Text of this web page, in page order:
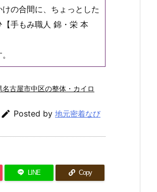
の合間に、ちょっとした
手もみ職人 錦・栄 本
名古屋市中区の整体・カイロ
 Posted by 地元密着なび
LINE Copy